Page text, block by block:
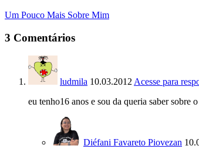
Um Pouco Mais Sobre Mim
3 Comentários
ludmila 10.03.2012 Acesse para
eu tenho16 anos e sou da queria saber sobre
Diéfani Favareto Piovezan